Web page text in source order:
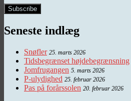
Seneste indlæg
Snøfler 25. marts 2026
Tidsbegrænset højdebegrænsning
Jomfrugangen 5. marts 2026
P-ulydighed 25. februar 2026
Pas på forårssolen 20. februar 2026